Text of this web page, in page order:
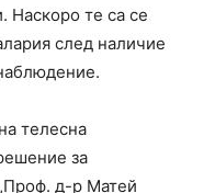
Наскоро те са се
след наличие
телесна
за
д-р Матей